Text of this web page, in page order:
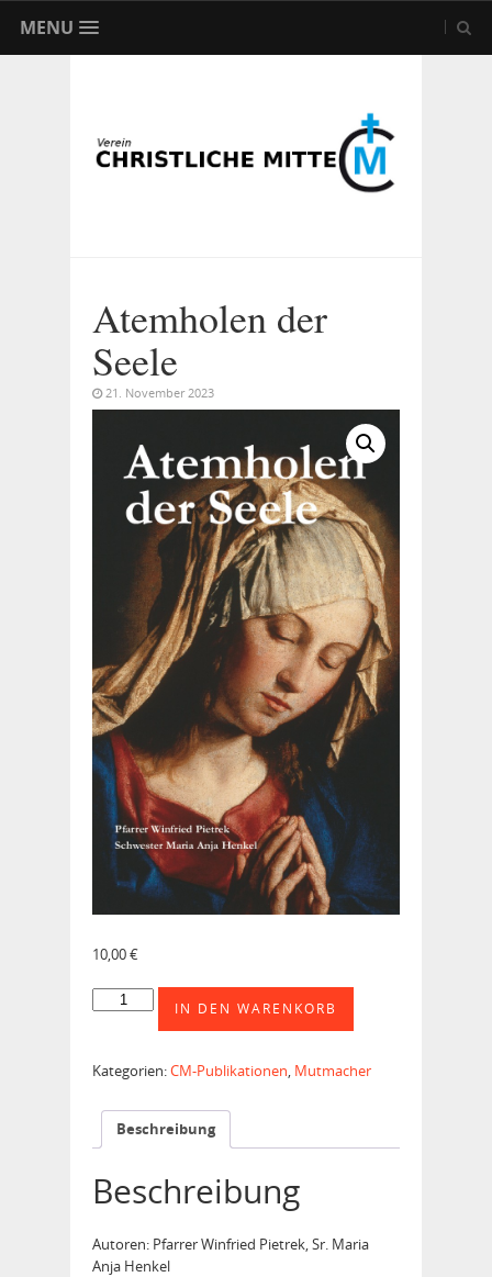
MENU
Atemholen der
Seele
21. November 2023
10,00€
Atemholen
Menge
IN DEN WARENKORB
Kategorien:CM-Publikationen, Mutmacher
Beschreibung
Beschreibung
Autoren: Pfarrer Winfried Pietrek, Sr. Maria
Anja Henkel